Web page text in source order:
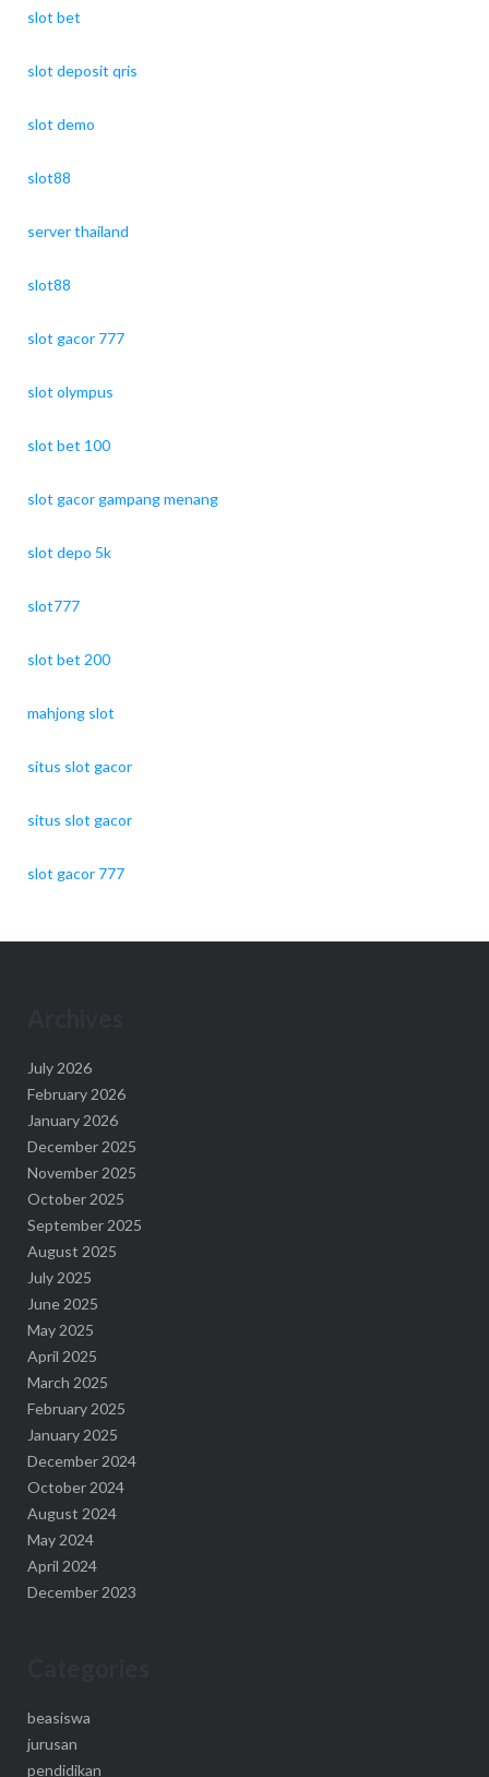
slot bet
slot deposit qris
slot demo
slot88
server thailand
slot88
slot gacor 777
slot olympus
slot bet 100
slot gacor gampang menang
slot depo 5k
slot777
slot bet 200
mahjong slot
situs slot gacor
situs slot gacor
slot gacor 777
July 2026
February 2026
January 2026
December 2025
November 2025
October 2025
September 2025
August 2025
July 2025
June 2025
May 2025
April 2025
March 2025
February 2025
January 2025
December 2024
October 2024
August 2024
May 2024
April 2024
December 2023
beasiswa
jurusan
pendidikan